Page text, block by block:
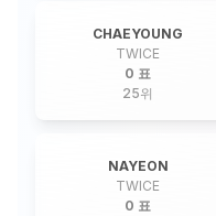
CHAEYOUNG
TWICE
0 표
25위
NAYEON
TWICE
0 표